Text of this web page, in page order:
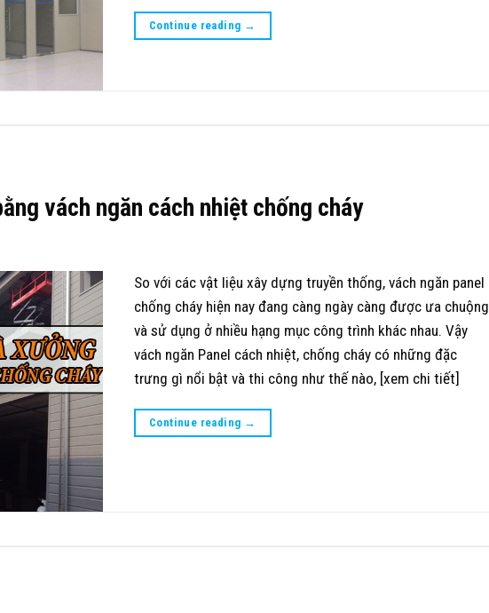
Continue reading →
vách ngăn cách nhiệt chống cháy
So với các vật liệu xây dựng truyền thống, vách ngăn panel
chống cháy hiện nay đang càng ngày càng được ưa chuộng
và sử dụng ở nhiều hạng mục công trình khác nhau. Vậy
vách ngăn Panel cách nhiệt, chống cháy có những đặc
trưng gì nổi bật và thi công như thế nào, [xem chi tiết]
Continue reading →